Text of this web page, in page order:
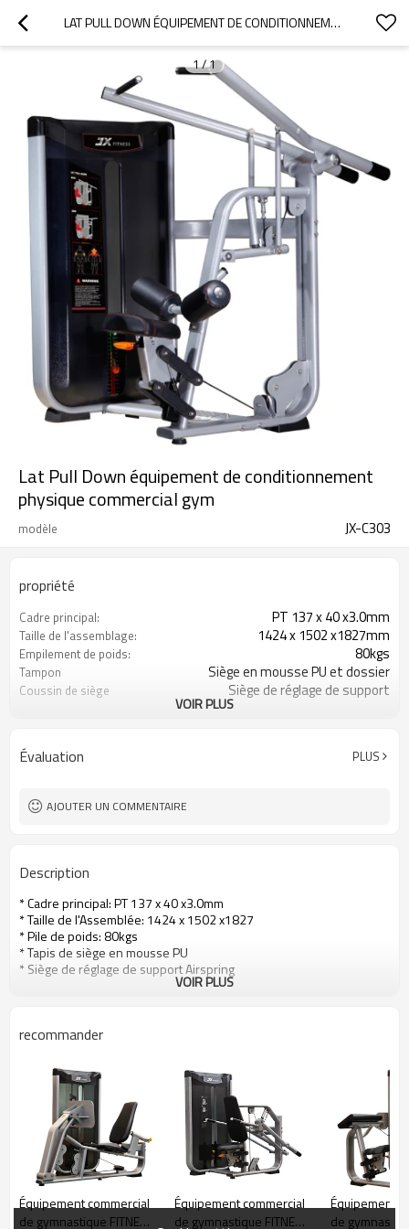
LAT PULL DOWN ÉQUIPEMENT DE CONDITIONNEMENT PHYSIQUE COMMERCIAL GYM
1/1
Lat Pull Down équipement de conditionnement
physique commercial gym
modèle JX-C303
propriété
Cadre principal: PT 137 x 40 x3.0mm
Taille de l'assemblage: 1424 x 1502 x1827mm
Empilement de poids: 80kgs
Tampon Siège en mousse PU et dossier
Coussin de siège
Siège de réglage de support
Poids net
Taille de boîte 1550x840x300 / 1400x875x430
VOIR PLUS
Évaluation PLUS
AJOUTER UN COMMENTAIRE
Description
* Cadre principal: PT 137 x 40 x3.0mm
* Taille de l'Assemblée: 1424 x 1502 x1827
* Pile de poids: 80kgs
* Tapis de siège en mousse PU
* Siège de réglage de support Airspring
VOIR PLUS
recommander
Équipement commercial
de gymnastique FITNESS
Équipement commercial
de gymnastique FITNESS
Équipement
de